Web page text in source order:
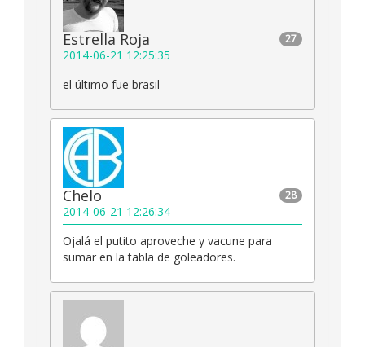
27
Estrella Roja
2014-06-21 12:25:35
el último fue brasil
28
Chelo
2014-06-21 12:26:34
Ojalá el putito aproveche y vacune para
sumar en la tabla de goleadores.